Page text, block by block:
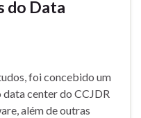
do Data
foi concebido um
center do CCJDR
além de outras